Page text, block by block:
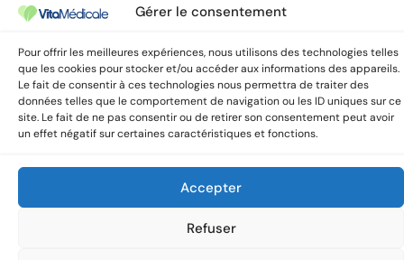
Gérer le consentement
Pour offrir les meilleures expériences, nous utilisons des technologies telles
que les cookies pour stocker et/ou accéder aux informations des appareils.
Le fait de consentir à ces technologies nous permettra de traiter des
données telles que le comportement de navigation ou les ID uniques sur ce
site. Le fait de ne pas consentir ou de retirer son consentement peut avoir
un effet négatif sur certaines caractéristiques et fonctions.
Accepter
Refuser
assessment. It allows us to detect certain anomalies that
metabolic disorders, silent infections, etc.). It can be
adapted to your age, history or risk factors, and is the
subject of a personalized prescription if necessary.